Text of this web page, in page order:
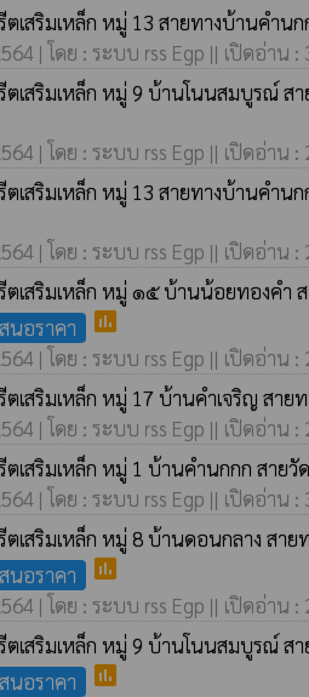
เสริมเหล็ก หมู่ 13 สายทางบ้านคำน
| โดย : ระบบ rss Egp || เปิดอ่าน :
เสริมเหล็ก หมู่ 9 บ้านโนนสมบูรณ์ ส
| โดย : ระบบ rss Egp || เปิดอ่าน :
เสริมเหล็ก หมู่ 13 สายทางบ้านคำน
| โดย : ระบบ rss Egp || เปิดอ่าน :
เสริมเหล็ก หมู่ ๑๕ บ้านน้อยทองคำ
นอราคา
poll
| โดย : ระบบ rss Egp || เปิดอ่าน :
เสริมเหล็ก หมู่ 17 บ้านคำเจริญ สาย
| โดย : ระบบ rss Egp || เปิดอ่าน :
เสริมเหล็ก หมู่ 1 บ้านคำนกกก สายวั
| โดย : ระบบ rss Egp || เปิดอ่าน :
เสริมเหล็ก หมู่ 8 บ้านดอนกลาง สาย
นอราคา
poll
| โดย : ระบบ rss Egp || เปิดอ่าน :
เสริมเหล็ก หมู่ 9 บ้านโนนสมบูรณ์ ส
นอราคา
poll